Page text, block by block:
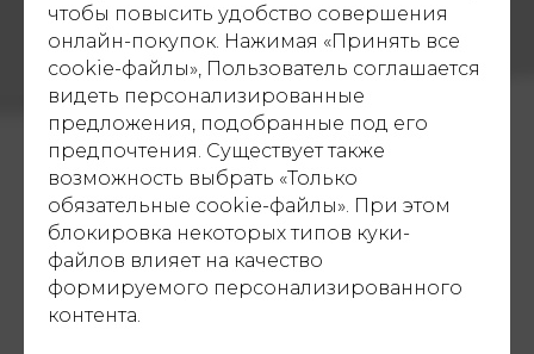
чтобы повысить удобство совершения
онлайн-покупок. Нажимая «Принять все
cookie-файлы», Пользователь соглашается
видеть персонализированные
предложения, подобранные под его
предпочтения. Существует также
возможность выбрать «Только
обязательные cookie-файлы». При этом
блокировка некоторых типов куки-
файлов влияет на качество
формируемого персонализированного
контента.